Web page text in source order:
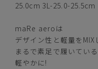
S(22.5-23.0cm)
在庫切れ
25.0cm 3L-25.0-25.5cm
maRe aeroは
デザイン性と軽量をMIX
まるで素足で履いてい
軽やかに!